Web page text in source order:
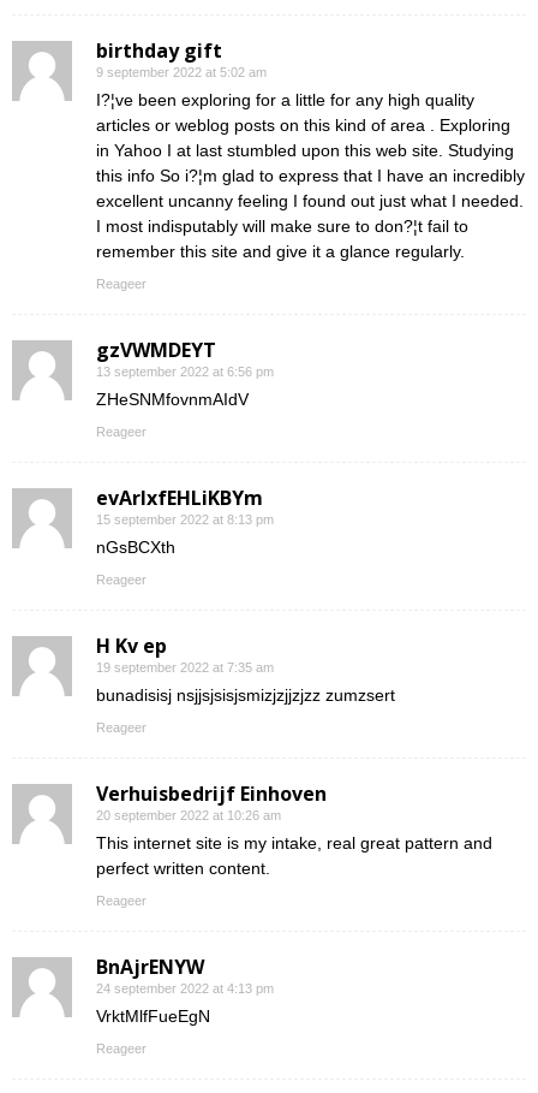
birthday gift
9 september 2022 at 5:02 am
I?¦ve been exploring for a little for any high quality
articles or weblog posts on this kind of area . Exploring
in Yahoo I at last stumbled upon this web site. Studying
this info So i?¦m glad to express that I have an incredibly
excellent uncanny feeling I found out just what I needed.
I most indisputably will make sure to don?¦t fail to
remember this site and give it a glance regularly.
Reageer
gzVWMDEYT
13 september 2022 at 6:56 pm
ZHeSNMfovnmAIdV
Reageer
evArIxfEHLiKBYm
15 september 2022 at 8:13 pm
nGsBCXth
Reageer
H Kv ep
19 september 2022 at 7:35 am
bunadisisj nsjjsjsisjsmizjzjjzjzz zumzsert
Reageer
Verhuisbedrijf Einhoven
20 september 2022 at 10:26 am
This internet site is my intake, real great pattern and
perfect written content.
Reageer
BnAjrENYW
24 september 2022 at 4:13 pm
VrktMlfFueEgN
Reageer